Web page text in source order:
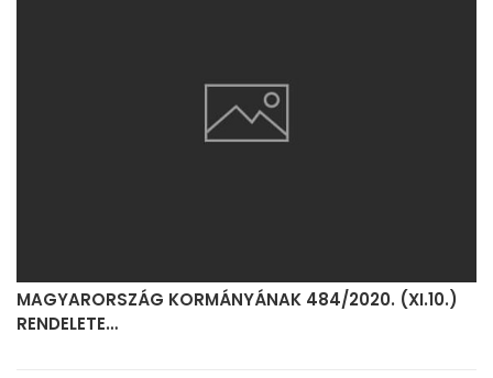
MAGYARORSZÁG KORMÁNYÁNAK 484/2020. (XI.10.)
RENDELETE…